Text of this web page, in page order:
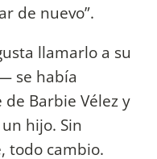
de nuevo”.
llamarlo a su
se había
Barbie Vélez y
hijo. Sin
todo cambio.